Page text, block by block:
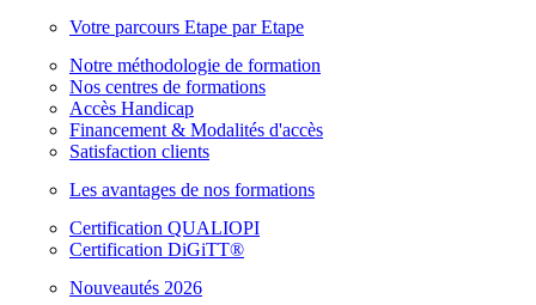
Votre parcours Etape par Etape
Notre méthodologie de formation
Nos centres de formations
Accès Handicap
Financement & Modalités d'accès
Satisfaction clients
Les avantages de nos formations
Certification QUALIOPI
Certification DiGiTT®
Nouveautés 2026